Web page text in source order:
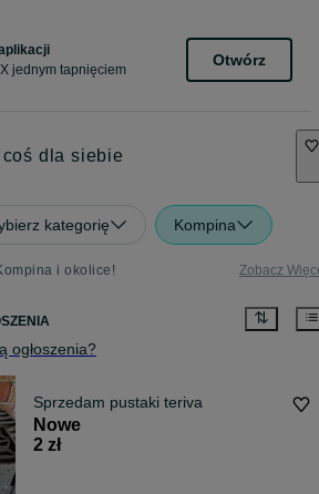
jednym tapnięciem
Otwórz
dla siebie
kategorię Kompina
i okolice! Zobacz
ogłoszenia?
Sprzedam pustaki teriva
Nowe
2 zł